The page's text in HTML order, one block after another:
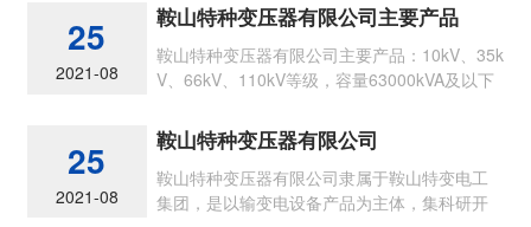
25
2021-08
鞍山特种变压器有限公司主要产品
鞍山特种变压器有限公司主要产品：10kV、35k
V、66kV、110kV等级，容量63000kVA及以下
25
2021-08
鞍山特种变压器有限公司
鞍山特种变压器有限公司隶属于鞍山特变电工
集团，是以输变电设备产品为主体，集科研开